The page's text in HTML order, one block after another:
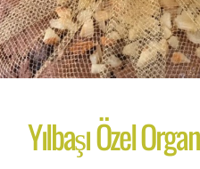
Yılbaşı Özel